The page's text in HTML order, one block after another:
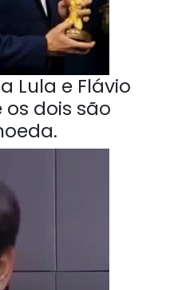
Lula e Flávio
os dois são